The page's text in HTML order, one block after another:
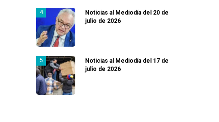
Noticias al Mediodía del 20 de
julio de 2026
Noticias al Mediodía del 17 de
julio de 2026